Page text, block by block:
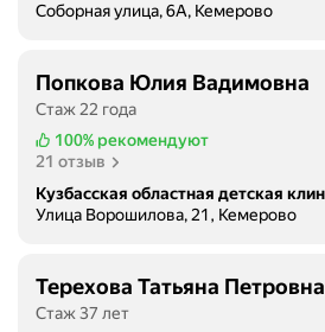
Соборная улица, 6А, Кемерово
Попкова Юлия Вадимовна
Стаж 22 года
100% рекомендуют
21 отзыв
Улица Ворошилова, 21, Кемерово
Терехова Татьяна Петровна
Стаж 37 лет